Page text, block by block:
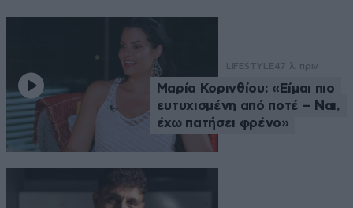
LIFESTYLE47 λ. πριν
Μαρία Κορινθίου: «Είμαι πιο
ευτυχισμένη από ποτέ – Ναι,
έχω πατήσει φρένο»